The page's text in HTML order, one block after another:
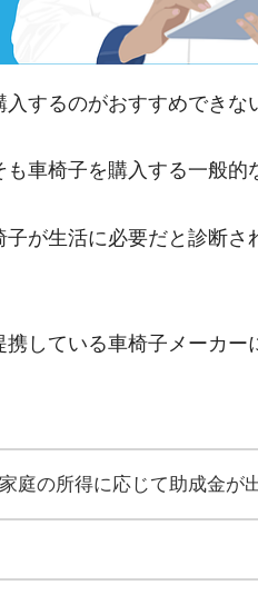
するのがおすすめできな
も車椅子を購入する一般的
子が生活に必要だと診断さ
している車椅子メーカー
庭の所得に応じて助成金が